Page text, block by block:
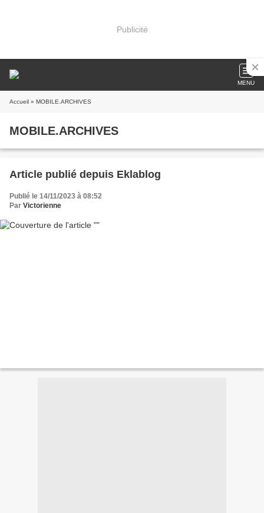
Publicité
MENU
Accueil » MOBILE.ARCHIVES
MOBILE.ARCHIVES
Article publié depuis Eklablog
Publié le 14/11/2023 à 08:52
Par Victorienne